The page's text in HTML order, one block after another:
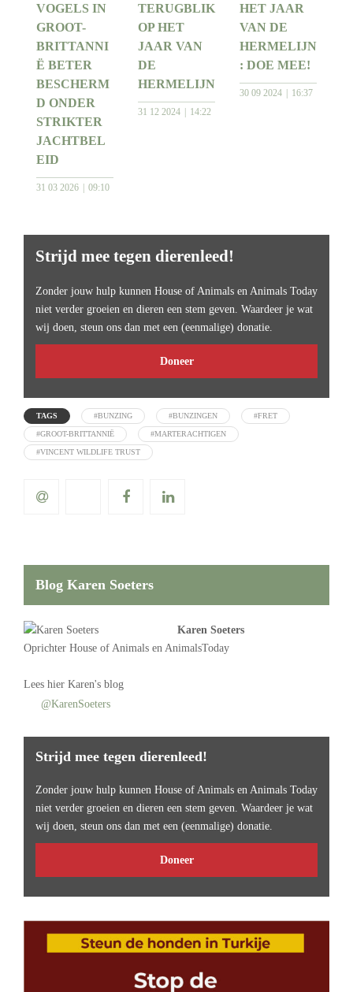
VOGELS IN
GROOT-
BRITTANNI
Ë BETER
BESCHERM
D ONDER
STRIKTER
JACHTBEL
EID
31 03 2026 09:10
TERUGBLIK
OP HET
JAAR VAN
DE
HERMELIJN
31 12 2024 14:22
HET JAAR
VAN DE
HERMELIJN
: DOE MEE!
30 09 2024 16:37
Strijd mee tegen dierenleed!
Zonder jouw hulp kunnen House of Animals en Animals Today
niet verder groeien en dieren een stem geven. Waardeer je wat
wij doen, steun ons dan met een (eenmalige) donatie.
Doneer
TAGS #BUNZING #BUNZINGEN #FRET
#GROOT-BRITTANNIË #MARTERACHTIGEN
#VINCENT WILDLIFE TRUST
Blog Karen Soeters
Karen Soeters
Oprichter House of Animals en AnimalsToday
Lees hier Karen's blog
@KarenSoeters
Strijd mee tegen dierenleed!
Zonder jouw hulp kunnen House of Animals en Animals Today
niet verder groeien en dieren een stem geven. Waardeer je wat
wij doen, steun ons dan met een (eenmalige) donatie.
Doneer